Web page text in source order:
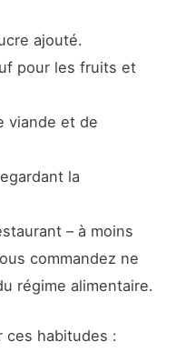
ajouté.
pour les fruits et
viande et de
la
– à moins
commandez ne
régime alimentaire.
ces habitudes :